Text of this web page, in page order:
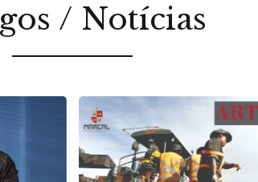
/ Notícias